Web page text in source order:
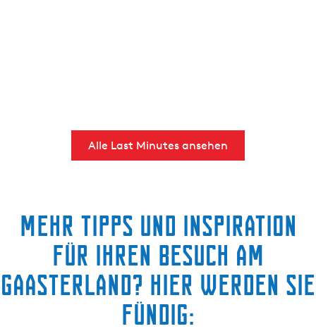
Alle Last Minutes ansehen
Mehr Tipps und Inspiration
für Ihren besuch am
Gaasterland? Hier werden Sie
fündig: